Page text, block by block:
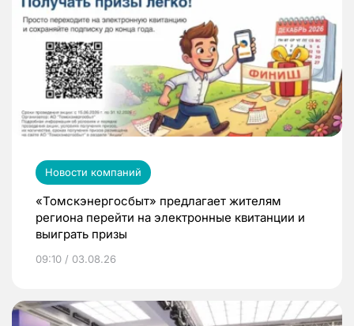
Новости компаний
«Томскэнергосбыт» предлагает жителям
региона перейти на электронные квитанции и
выиграть призы
09:10 / 03.08.26